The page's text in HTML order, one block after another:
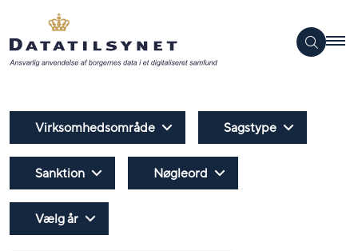
Virksomhedsområde Sagstype
Sanktion Nøgleord
Vælg år